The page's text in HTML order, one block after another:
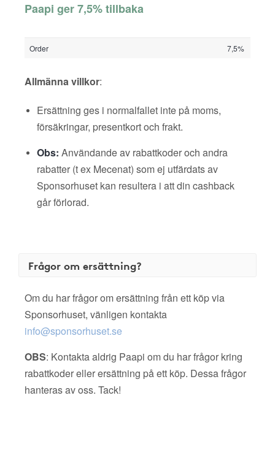
Paapi ger 7,5% tillbaka
Order 7,5%
Allmänna villkor:
Ersättning ges i normalfallet inte på moms,
försäkringar, presentkort och frakt.
Obs: Användande av rabattkoder och andra
rabatter (t ex Mecenat) som ej utfärdats av
Sponsorhuset kan resultera i att din cashback
går förlorad.
Frågor om ersättning?
Om du har frågor om ersättning från ett köp via
Sponsorhuset, vänligen kontakta
info@sponsorhuset.se
OBS: Kontakta aldrig Paapi om du har frågor kring
rabattkoder eller ersättning på ett köp. Dessa frågor
hanteras av oss. Tack!